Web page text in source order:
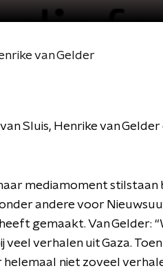
van Gelder
Sluis, Henrike van
mediamoment stilstaan
andere voor
gemaakt. Van Gelder:
veel verhalen uit Gaza.
niet zoveel